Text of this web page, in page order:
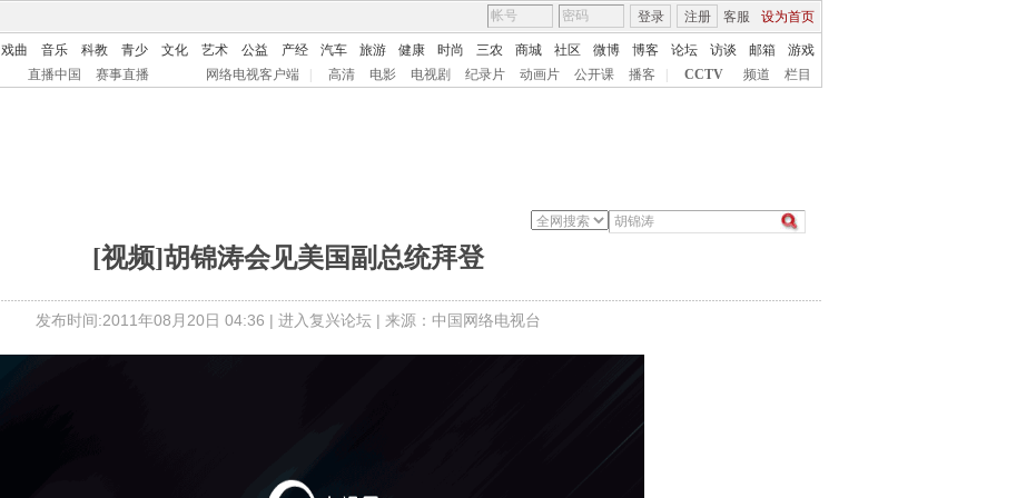
客服 设为首页
登录 注册
戏曲 音乐 科教 青少 文化 艺术 公益 产经 汽车 旅游 健康 时尚 三农 商城 社区 微博 博客 论坛 访谈 邮箱
游戏
直播中国 赛事直播 网络电视客户端 高清 电影 电视剧 纪录片 动画片 公开课 播客 CCTV 频道 栏目
[视频]胡锦涛会见美国副总统拜登
发布时间:2011年08月20日 04:36 | 进入复兴论坛 | 来源：中国网络电视台